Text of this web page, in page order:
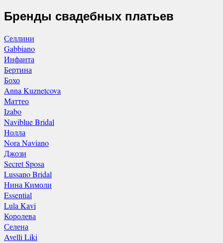
Бренды свадебных платьев
Селлини
Gabbiano
Инфанта
Бертина
Бохо
Anna Kuznetcova
Маттео
Izabo
Naviblue Bridal
Нолла
Nora Naviano
Джози
Secret Sposa
Lussano Bridal
Нина Кимоли
Essential
Lula Kavi
Королева
Селена
Avelli Liki